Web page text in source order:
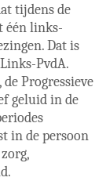
tijdens de
één links-
Dat is
PvdA.
Progressieve
geluid in de
in de persoon